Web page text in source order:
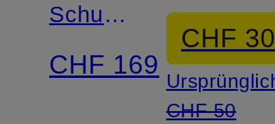
Schuhe
GENESIS
2
CHF 169
CORE
CHF
CHF 50